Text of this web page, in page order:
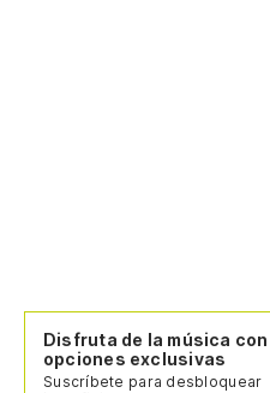
Disfruta de la música con
opciones exclusivas
Suscríbete para desbloquear